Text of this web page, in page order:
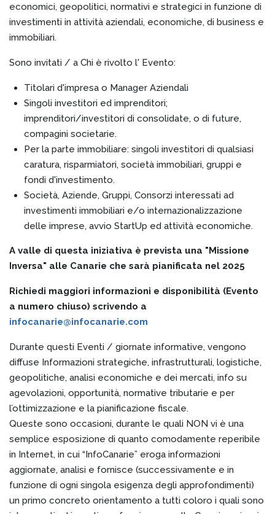
economici, geopolitici, normativi e strategici in funzione di
investimenti in attività aziendali, economiche, di business e
immobiliari.
Sono invitati / a Chi è rivolto l' Evento:
Titolari d'impresa o Manager Aziendali
Singoli investitori ed imprenditori;
imprenditori/investitori di consolidate, o di future,
compagini societarie.
Per la parte immobiliare: singoli investitori di qualsiasi
caratura, risparmiatori, società immobiliari, gruppi e
fondi d'investimento.
Società, Aziende, Gruppi, Consorzi interessati ad
investimenti immobiliari e/o internazionalizzazione
delle imprese, avvio StartUp ed attività economiche.
A valle di questa iniziativa è prevista una "Missione
Inversa" alle Canarie che sarà pianificata nel 2025
Richiedi maggiori informazioni e disponibilità (Evento
a numero chiuso) scrivendo a
infocanarie@infocanarie.com
Durante questi Eventi / giornate informative, vengono
diffuse Informazioni strategiche, infrastrutturali, logistiche,
geopolitiche, analisi economiche e dei mercati, info su
agevolazioni, opportunità, normative tributarie e per
l’ottimizzazione e la pianificazione fiscale.
Queste sono occasioni, durante le quali NON vi è una
semplice esposizione di quanto comodamente reperibile
in Internet, in cui “InfoCanarie” eroga informazioni
aggiornate, analisi e fornisce (successivamente e in
funzione di ogni singola esigenza degli approfondimenti)
un primo concreto orientamento a tutti coloro i quali sono